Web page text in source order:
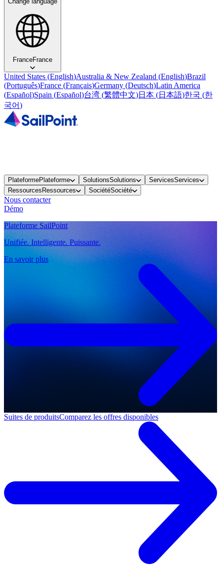
FranceFrance
United States (English)Australia & New Zealand (English)Brazil
(Português)France (Français)Germany (Deutsch)Latin America
(Español)Spain (Español)台湾 (繁體中文)日本 (日本語)한국 (한
국어)
PlateformePlateforme SolutionsSolutions ServicesServices
Ressources Ressources SociétéSociété
Nous contacter
Démo
Plateforme SailPoint
Unifiée. Intelligente. Puissante.
En savoir plus
Suites de produitsComparez les offres disponibles